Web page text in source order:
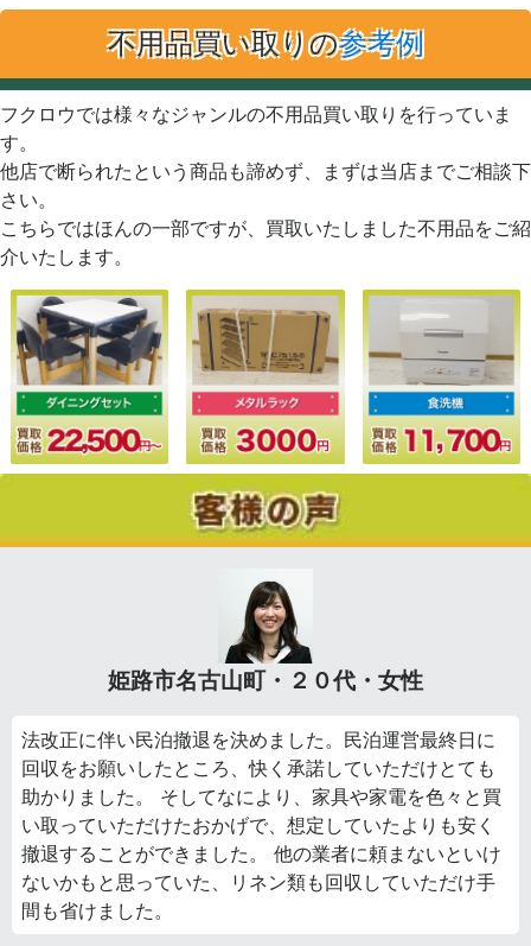
不用品買い取りの参考例
フクロウでは様々なジャンルの不用品買い取りを行っていま
す。
他店で断られたという商品も諦めず、まずは当店までご相談下
さい。
こちらではほんの一部ですが、買取いたしました不用品をご紹
介いたします。
姫路市名古山町・２０代・女性
法改正に伴い民泊撤退を決めました。民泊運営最終日に
回収をお願いしたところ、快く承諾していただけとても
助かりました。 そしてなにより、家具や家電を色々と買
い取っていただけたおかげで、想定していたよりも安く
撤退することができました。 他の業者に頼まないといけ
ないかもと思っていた、リネン類も回収していただけ手
間も省けました。